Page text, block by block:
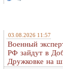
03.08.2026 11:57
Военный
РФ зайдут в
Дружковке на